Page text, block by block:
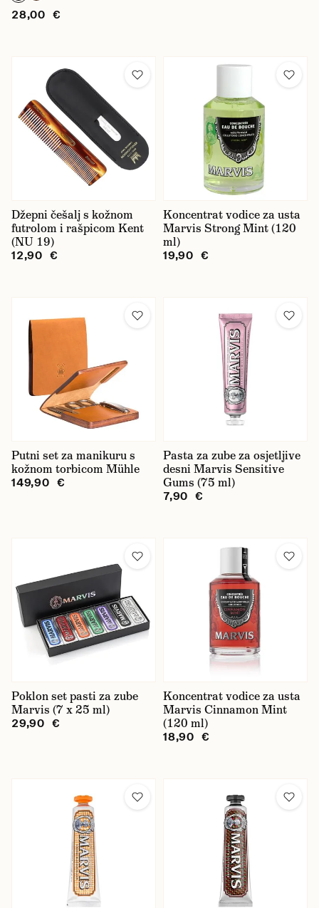
28,00 €
Džepni češalj s kožnom
futrolom i rašpicom Kent
(NU 19)
12,90 €
Koncentrat vodice za usta
Marvis Strong Mint (120
ml)
19,90 €
Putni set za manikuru s
kožnom torbicom Mühle
149,90 €
Pasta za zube za osjetljive
desni Marvis Sensitive
Gums (75 ml)
7,90 €
Poklon set pasti za zube
Marvis (7 x 25 ml)
29,90 €
Koncentrat vodice za usta
Marvis Cinnamon Mint
(120 ml)
18,90 €